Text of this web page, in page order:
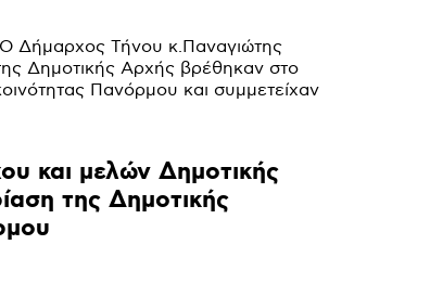
Ο Δήμαρχος Τήνου κ.Παναγιώτης
Δημοτικής Αρχής βρέθηκαν στο
Πανόρμου και συμμετείχαν
και μελών Δημοτικής
της Δημοτικής